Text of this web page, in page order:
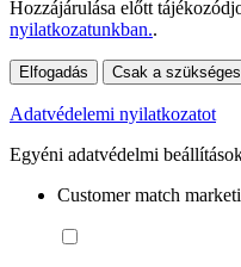
Hozzájárulása előtt
nyilatkozatunkban..
Elfogadás Csak a szükséges
Adatvédelemi nyilatkozatot
Egyéni adatvédelmi
Customer match